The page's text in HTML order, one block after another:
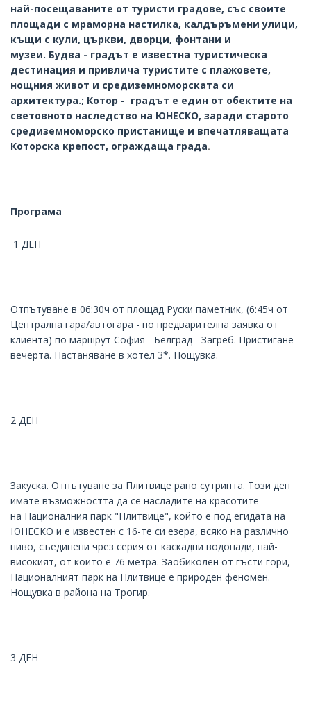
най-посещаваните от туристи градове, със своите
площади с мраморна настилка, калдъръмени улици,
къщи с кули, църкви, дворци, фонтани и
музеи. Будва - градът е известна туристическа
дестинация и привлича туристите с плажовете,
нощния живот и средиземноморската си
архитектура.; Котор - градът е един от обектите на
световното наследство на ЮНЕСКО, заради старото
средиземноморско пристанище и впечатляващата
Которска крепост, ограждаща града.
Програма
1 ДЕН
Отпътуване в 06:30ч от площад Руски паметник, (6:45ч от
Централна гара/автогара - по предварителна заявка от
клиента) по маршрут София - Белград - Загреб. Пристигане
вечерта. Настаняване в хотел 3*. Нощувка.
2 ДЕН
Закуска. Отпътуване за Плитвице рано сутринта. Този ден
имате възможността да се насладите на красотите
на Националния парк "Плитвице", който е под егидата на
ЮНЕСКО и е известен с 16-те си езера, всяко на различно
ниво, съединени чрез серия от каскадни водопади, най-
високият, от които е 76 метра. Заобиколен от гъсти гори,
Националният парк на Плитвице е природен феномен.
Нощувка в района на Трогир.
3 ДЕН